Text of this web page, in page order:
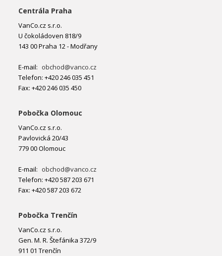
Centrála Praha
VanCo.cz s.r.o.
U čokoládoven 818/9
143 00 Praha 12 - Modřany
E-mail: obchod@vanco.cz
Telefon: +420 246 035 451
Fax: +420 246 035 450
Pobočka Olomouc
VanCo.cz s.r.o.
Pavlovická 20/43
779 00 Olomouc
E-mail: obchod@vanco.cz
Telefon: +420 587 203 671
Fax: +420 587 203 672
Pobočka Trenčín
VanCo.cz s.r.o.
Gen. M. R. Štefánika 372/9
911 01 Trenčín